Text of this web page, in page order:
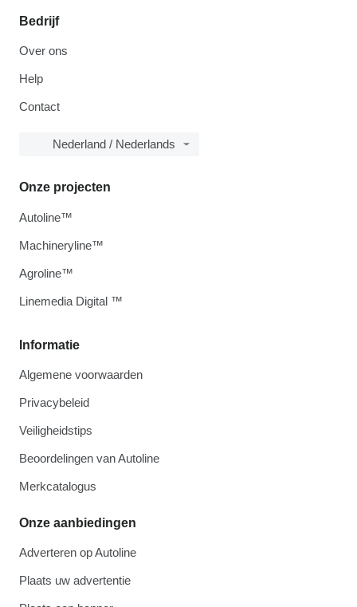
Bedrijf
Over ons
Help
Contact
Nederland / Nederlands
Informatie
Algemene voorwaarden
Privacybeleid
Veiligheidstips
Beoordelingen van Autoline
Merkcatalogus
Onze aanbiedingen
Adverteren op Autoline
Plaats uw advertentie
Onze projecten
Autoline™
Machineryline™
Agroline™
Linemedia Digital ™